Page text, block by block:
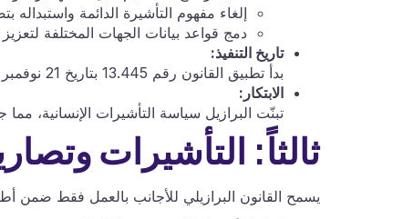
إلغاء مفهوم التأشيرة الدائمة واستبداله
دمج قواعد بيانات الجهات المختلفة
تاريخ التنفيذ:
بدأ تطبيق القانون رقم 13.445 بتاريخ 21 نوفمبر 2017.
الابتكار:
تبنّت البرازيل سياسة التأشيرات الإنسانية،
ثالثاً: التأشيرات
يسمح القانون البرازيلي للأجانب بالعمل فقط ضمن